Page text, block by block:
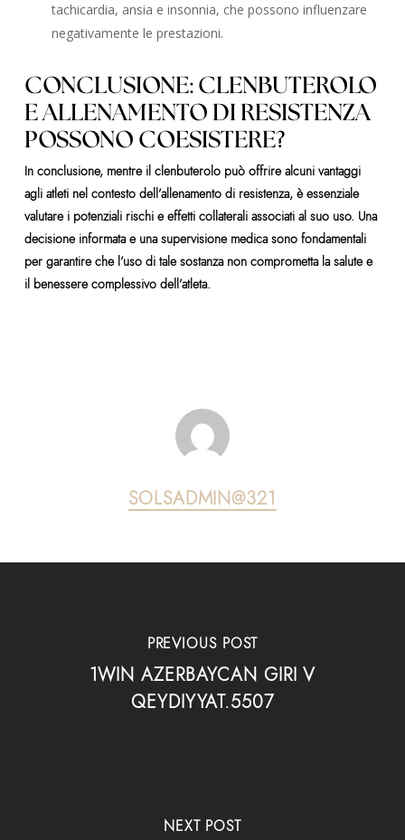
tachicardia, ansia e insonnia, che possono influenzare
negativamente le prestazioni.
CONCLUSIONE: CLENBUTEROLO
E ALLENAMENTO DI RESISTENZA
POSSONO COESISTERE?
In conclusione, mentre il clenbuterolo può offrire alcuni vantaggi
agli atleti nel contesto dell’allenamento di resistenza, è essenziale
valutare i potenziali rischi e effetti collaterali associati al suo uso. Una
decisione informata e una supervisione medica sono fondamentali
per garantire che l’uso di tale sostanza non comprometta la salute e
il benessere complessivo dell’atleta.
SOLSADMIN@321
PREVIOUS POST
1WIN AZERBAYCAN GIRI V
QEYDIYYAT.5507
NEXT POST